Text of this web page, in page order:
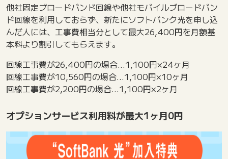
他社固定ブロードバンド回線や他社モバイルブロードバン
ド回線を利用しておらず、新たにソフトバンク光を申し込
んだ人には、工事費相当分として最大26,400円を月額基
本料より割引してもらえます。
回線工事費が26,400円の場合…1,100円×24ヶ月
回線工事費が10,560円の場合…1,100円×10ヶ月
回線工事費が2,200円の場合…1,100円×2ヶ月
オプションサービス利用料が最大1ヶ月0円